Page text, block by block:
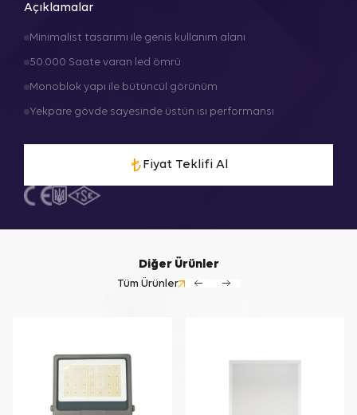
Açıklamalar
Minimalist tasarımı ile genis kullanım alanı
50.000 Saate varan led ömrü
Monoblok yapı ile bütüncül görünüm
Yekpare gövde sayesinde üstün ısı performansı
Fiyat Teklifi Al
Diğer Ürünler
Tüm Ürünler